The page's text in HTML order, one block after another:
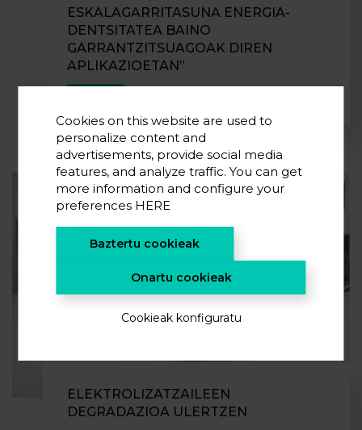
ESKALAGARRITASUNA ENERGIA-
DENTSITATEA BAINO
GARRANTZITSUAGOAK DIREN
APLIKAZIOETAN”
ELEKTROLIZATZAILEEN
DEGRADAZIOA ULERTZEN
Cookies on this website are used to
personalize content and
advertisements, provide social media
features, and analyze traffic. You can get
more information and configure your
preferences HERE
Baztertu cookieak
Onartu cookieak
Cookieak konfiguratu